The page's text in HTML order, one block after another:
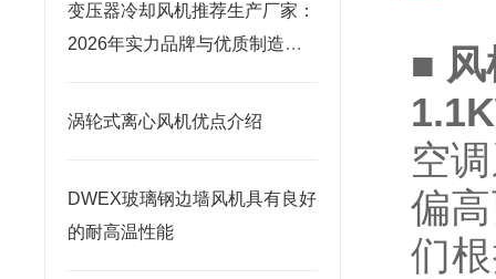
变压器冷却风机推荐生产厂家：
2026年实力品牌与优质制造商
涡轮式离心风机优点介绍
DWEX玻璃钢边墙风机具有良好
的耐高温性能
■
空
偏
们